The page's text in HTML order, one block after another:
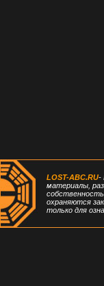
LOST-ABC.RU-
материалы,
охраняются
только для